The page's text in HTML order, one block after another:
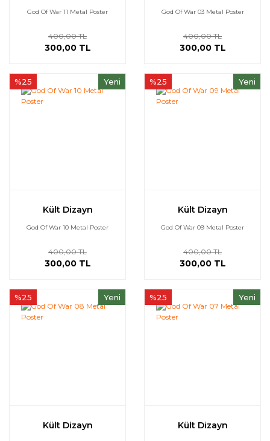
God Of War 11 Metal Poster
400,00 TL
300,00 TL
God Of War 03 Metal Poster
400,00 TL
300,00 TL
Yeni
%25
Kült Dizayn
God Of War 10 Metal Poster
400,00 TL
300,00 TL
Yeni
%25
Kült Dizayn
God Of War 09 Metal Poster
400,00 TL
300,00 TL
Yeni
%25
Kült Dizayn
Yeni
%25
Kült Dizayn